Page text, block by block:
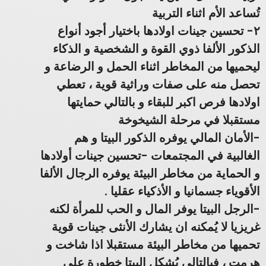
تُساعد الأم اثناء التربية
٢- تحسين جينات اولادها باختيار أجود أنواع
الذكور الألفا ذوي القوة و الشخصية و الذكاء
ليحميها من المخاطر اثناء الحمل و الرضاعة و
تحصل منه على صفات وراثية قوية ، تعطي
اولادها فرص اكبر للبقاء و بالتالي حمايتها
مستقبلا في مرحلة الشيخوخة
-الأمان المالي يوفره الذكور البيتا و هم
الغالبية في المجتمعات -تحسين جينات أولادها
و الحماية من مخاطر البيئة يوفره الرجال الألفا
الأقوياء جسمانيا و الأذكياء عقليا .
-الرجل البيتا يوفر المال و الحب للمرأة لكنه
غريزيا لا يُمكنه ان يشارك الأنثى جينات قوية
تحميها من مخاطر البيئة مستقبلا اذا شاخت و